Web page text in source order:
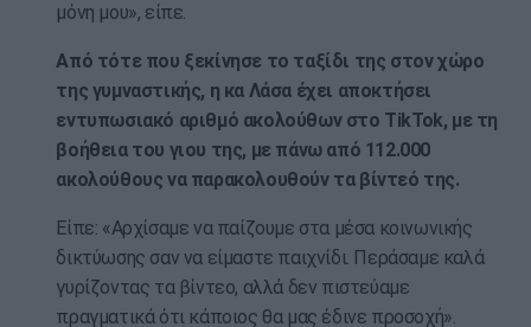
μόνη μου», είπε.
Από τότε που ξεκίνησε το ταξίδι της στον χώρο
της γυμναστικής, η κα Λάσα έχει αποκτήσει
εντυπωσιακό αριθμό ακολούθων στο TikTok, με τη
βοήθεια του γιου της, με πάνω από 112.000
ακολούθους να παρακολουθούν τα βίντεό της.
Είπε: «Αρχίσαμε να παίζουμε στα μέσα κοινωνικής
δικτύωσης σαν να είμαστε παιχνίδι. Περάσαμε καλά
γυρίζοντας τα βίντεο, αλλά δεν πιστεύαμε
πραγματικά ότι κάποιος θα μας έδινε προσοχή».